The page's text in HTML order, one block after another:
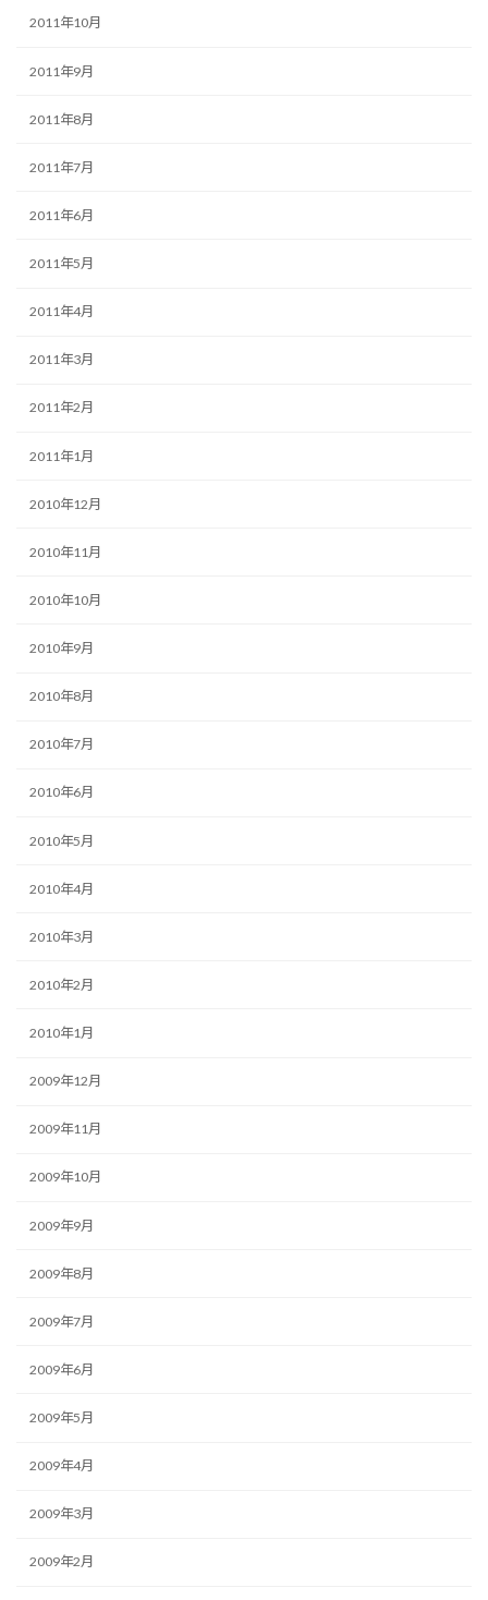
2011年10月
2011年9月
2011年8月
2011年7月
2011年6月
2011年5月
2011年4月
2011年3月
2011年2月
2011年1月
2010年12月
2010年11月
2010年10月
2010年9月
2010年8月
2010年7月
2010年6月
2010年5月
2010年4月
2010年3月
2010年2月
2010年1月
2009年12月
2009年11月
2009年10月
2009年9月
2009年8月
2009年7月
2009年6月
2009年5月
2009年4月
2009年3月
2009年2月